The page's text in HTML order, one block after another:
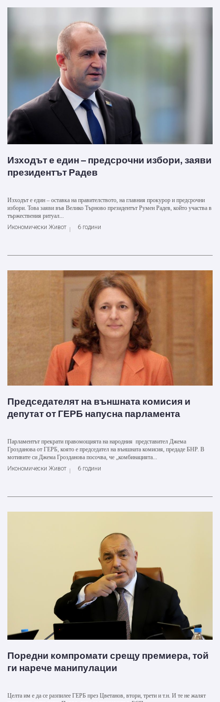
Изходът е един – предсрочни избори, заяви
президентът Радев
Изходът е един – оставка на правителството, на главния прокурор и предсрочни
избори. Това заяви във Велико Търново президентът Румен Радев, който участва в
тържествения ритуал...
Икономически Живот
6 години
Председателят на външната комисия и
депутат от ГЕРБ напусна парламента
Парламентът прекрати правомощията на народния представител Джема
Грозданова от ГЕРБ, която е председател на външната комисия, предаде БНР. В
мотивите си Джема Грозданова посочва, че „комбинацията...
Икономически Живот
6 години
Поредни компромати срещу премиера, той
ги нарече манипулации
Целта им е да се разпилее ГЕРБ през Цветанов, втори, трети и т.н. И те не жалят